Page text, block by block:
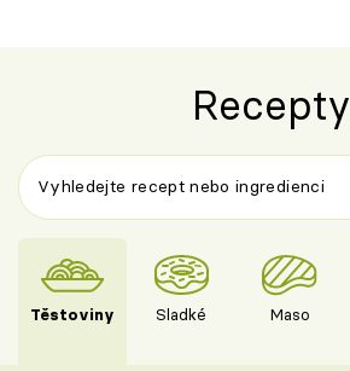
Recepty
Těstoviny Sladké Maso